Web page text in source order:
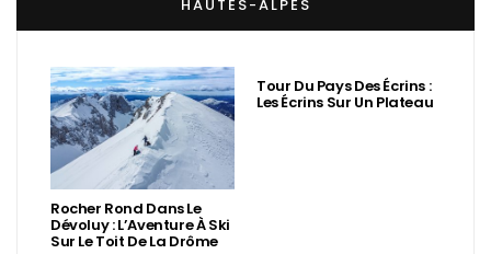
HAUTES-ALPES
Rocher Rond Dans Le
Dévoluy : L’Aventure À Ski
Sur Le Toit De La Drôme
Tour Du Pays Des Écrins :
Les Écrins Sur Un Plateau